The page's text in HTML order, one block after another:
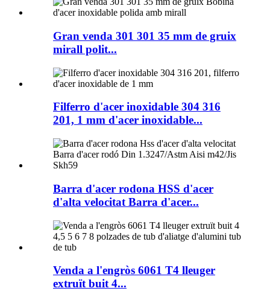
Gran venda 301 301 35 mm de gruix
mirall polit...
Filferro d'acer inoxidable 304 316
201, 1 mm d'acer inoxidable...
Barra d'acer rodona HSS d'acer
d'alta velocitat Barra d'acer...
Venda a l'engròs 6061 T4 lleuger
extruït buit 4...